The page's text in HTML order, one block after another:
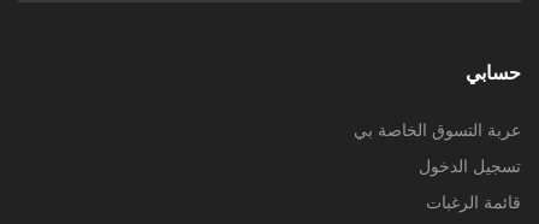
حسابي
عربة التسوق الخاصة بي
تسجيل الدخول
قائمة الرغبات